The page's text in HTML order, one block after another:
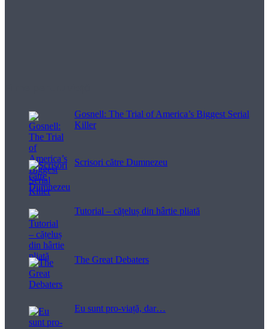
Gosnell: The Trial of America’s Biggest Serial
Killer
Scrisori către Dumnezeu
Tutorial – cățeluș din hârtie pliată
The Great Debaters
Eu sunt pro-viață, dar…